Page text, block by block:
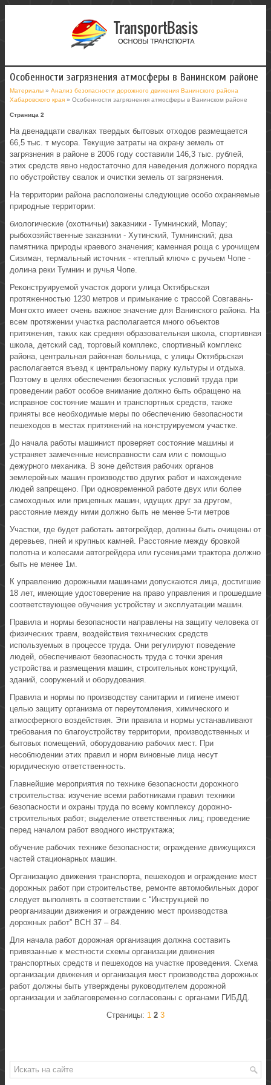
Особенности загрязнения атмосферы в Ванинском районе
Материалы » Анализ безопасности дорожного движения Ванинского района
Хабаровского края » Особенности загрязнения атмосферы в Ванинском районе
Страница 2
На двенадцати свалках твердых бытовых отходов размещается
66,5 тыс. т мусора. Текущие затраты на охрану земель от
загрязнения в районе в 2006 году составили 146,3 тыс. рублей,
этих средств явно недостаточно для наведения должного порядка
по обустройству свалок и очистки земель от загрязнения.
На территории района расположены следующие особо охраняемые
природные территории:
биологические (охотничьи) заказники - Тумнинский, Мопау;
рыбохозяйственные заказники - Хутинский, Тумнинский; два
памятника природы краевого значения; каменная роща с урочищем
Сизиман, термальный источник - «теплый ключ» с ручьем Чопе -
долина реки Тумнин и ручья Чопе.
Реконструируемой участок дороги улица Октябрьская
протяженностью 1230 метров и примыкание с трассой Совгавань-
Монгохто имеет очень важное значение для Ванинского района. На
всем протяжении участка располагается много объектов
притяжения, таких как средняя образовательная школа, спортивная
школа, детский сад, торговый комплекс, спортивный комплекс
района, центральная районная больница, с улицы Октябрьская
располагается въезд к центральному парку культуры и отдыха.
Поэтому в целях обеспечения безопасных условий труда при
проведении работ особое внимание должно быть обращено на
исправное состояние машин и транспортных средств, также
приняты все необходимые меры по обеспечению безопасности
пешеходов в местах притяжений на конструируемом участке.
До начала работы машинист проверяет состояние машины и
устраняет замеченные неисправности сам или с помощью
дежурного механика. В зоне действия рабочих органов
землеройных машин производство других работ и нахождение
людей запрещено. При одновременной работе двух или более
самоходных или прицепных машин, идущих друг за другом,
расстояние между ними должно быть не менее 5-ти метров
Участки, где будет работать автогрейдер, должны быть очищены от
деревьев, пней и крупных камней. Расстояние между бровкой
полотна и колесами автогрейдера или гусеницами трактора должно
быть не менее 1м.
К управлению дорожными машинами допускаются лица, достигшие
18 лет, имеющие удостоверение на право управления и прошедшие
соответствующее обучения устройству и эксплуатации машин.
Правила и нормы безопасности направлены на защиту человека от
физических травм, воздействия технических средств
используемых в процессе труда. Они регулируют поведение
людей, обеспечивают безопасность труда с точки зрения
устройства и размещения машин, строительных конструкций,
зданий, сооружений и оборудования.
Правила и нормы по производству санитарии и гигиене имеют
целью защиту организма от переутомления, химического и
атмосферного воздействия. Эти правила и нормы устанавливают
требования по благоустройству территории, производственных и
бытовых помещений, оборудованию рабочих мест. При
несоблюдении этих правил и норм виновные лица несут
юридическую ответственность.
Главнейшие мероприятия по технике безопасности дорожного
строительства: изучение всеми работниками правил техники
безопасности и охраны труда по всему комплексу дорожно-
строительных работ; выделение ответственных лиц; проведение
перед началом работ вводного инструктажа;
обучение рабочих технике безопасности; ограждение движущихся
частей стационарных машин.
Организацию движения транспорта, пешеходов и ограждение мест
дорожных работ при строительстве, ремонте автомобильных дорог
следует выполнять в соответствии с “Инструкцией по
реорганизации движения и ограждению мест производства
дорожных работ” ВСН 37 – 84.
Для начала работ дорожная организация должна составить
привязанные к местности схемы организации движения
транспортных средств и пешеходов на участке проведения. Схема
организации движения и организация мест производства дорожных
работ должны быть утверждены руководителем дорожной
организации и заблаговременно согласованы с органами ГИБДД.
Страницы: 1 2 3